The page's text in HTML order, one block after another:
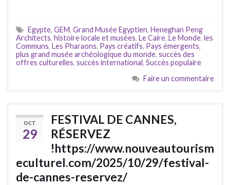
Egypte, GEM, Grand Musée Egyptien, Heneghan Peng
Architects, histoire locale et musées, Le Caire, Le Monde, les
Communs, Les Pharaons, Pays créatifs, Pays émergents,
plus grand musée archéologique du monde, succès des
offres culturelles, succès international, Succès populaire
Faire un commentaire
OCT
29
FESTIVAL DE CANNES,
RÉSERVEZ
!https://www.nouveautourism
eculturel.com/2025/10/29/festival-
de-cannes-reservez/